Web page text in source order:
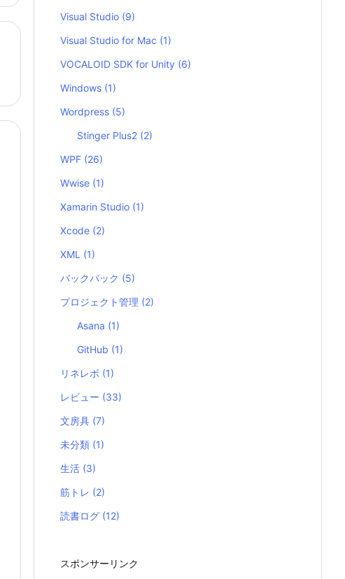
Visual Studio (9)
Visual Studio for Mac (1)
VOCALOID SDK for Unity (6)
Windows (1)
Wordpress (5)
Stinger Plus2 (2)
WPF (26)
Wwise (1)
Xamarin Studio (1)
Xcode (2)
XML (1)
バックパック (5)
プロジェクト管理 (2)
Asana (1)
GitHub (1)
リネレボ (1)
レビュー (33)
文房具 (7)
未分類 (1)
生活 (3)
筋トレ (2)
読書ログ (12)
スポンサーリンク